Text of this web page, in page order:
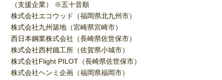
（支援企業） ※五十音順
株式会社エコウッド（福岡県北九州市）
株式会社九州築地（宮崎県宮崎市）
西日本鋼業株式会社（長崎県佐世保市）
株式会社西村鐵工所（佐賀県小城市）
株式会社Flight PILOT（長崎県佐世保市）
株式会社ヘンミ企画（福岡県福岡市）